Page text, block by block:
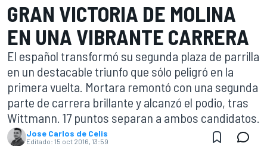
GRAN VICTORIA DE MOLINA
EN UNA VIBRANTE CARRERA
El español transformó su segunda plaza de parrilla
en un destacable triunfo que sólo peligró en la
primera vuelta. Mortara remontó con una segunda
parte de carrera brillante y alcanzó el podio, tras
Wittmann. 17 puntos separan a ambos candidatos.
Jose Carlos de Celis
Editado: 15 oct 2016, 13:59